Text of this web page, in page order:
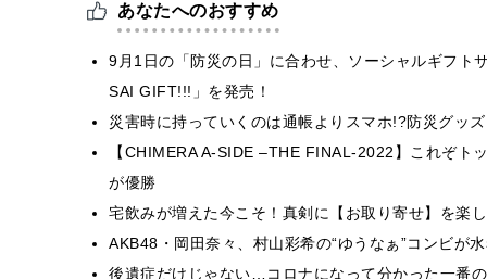
あなたへのおすすめ
9月1日の「防災の日」に合わせ、ソーシャルギフト
SAI GIFT!!!」を発売！
災害時に持っていくのは通帳よりスマホ!?防災グッ
【CHIMERA A-SIDE –THE FINAL-2022】これぞト
が優勝
宅飲みが増えた今こそ！真剣に【お取り寄せ】を楽
AKB48・岡田奈々、村山彩希の“ゆうなぁ”コンビが
後遺症だけじゃない…コロナになって分かった一番